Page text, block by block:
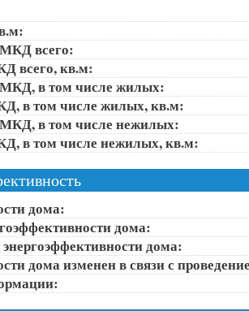
всего:
всего, кв.м:
в том числе жилых:
в том числе жилых, кв.м:
в том числе нежилых:
в том числе нежилых, кв.м:
дома:
дома:
дома:
дома изменен в связи с